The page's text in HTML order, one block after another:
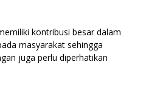
kontribusi besar dalam
masyarakat sehingga
juga perlu diperhatikan